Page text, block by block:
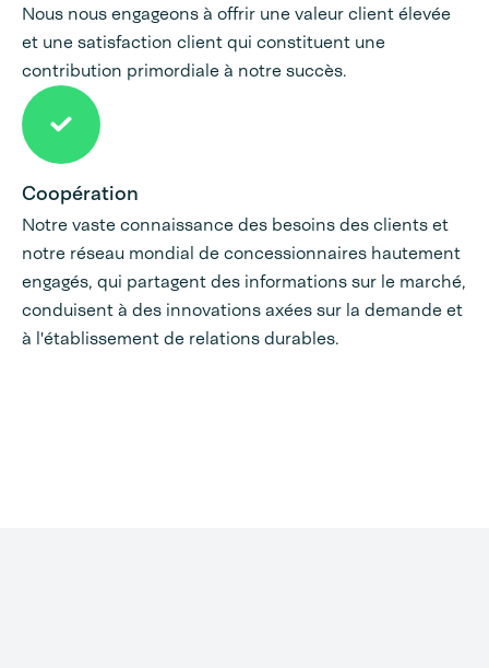
Nous nous engageons à offrir une valeur client élevée
et une satisfaction client qui constituent une
contribution primordiale à notre succès.
Coopération
Notre vaste connaissance des besoins des clients et
notre réseau mondial de concessionnaires hautement
engagés, qui partagent des informations sur le marché,
conduisent à des innovations axées sur la demande et
à l'établissement de relations durables.